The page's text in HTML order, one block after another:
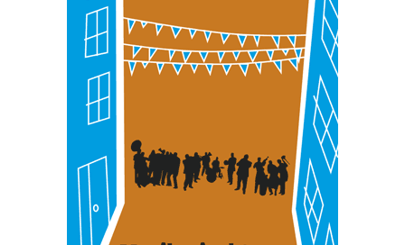
Lortu zure datu pertsonalak prozesatzeko moduari
buruzko informazio gehiago eta ezarri zure lehentasunak
datuen atalean. Edozein unetan alda edo ken dezakezu
zure baimena Cookieen adierazpenean.
Webgune honek cookie propioak eta hirugarrenen cookie-
fitxategiak erabiltzen ditu. Zure esperientzia eta
zerbitzuak hobetzeko asmoz, cookie teknologiaz
baliatzen gara. Ohar hau onartuz gero, teknologia hori
erabiltzeko baimen esplizitua ematen diguzu.Gehiago